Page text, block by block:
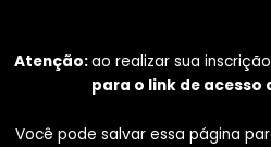
Atenção:ao realizar sua inscrição
para o link de
Você pode salvar essa página